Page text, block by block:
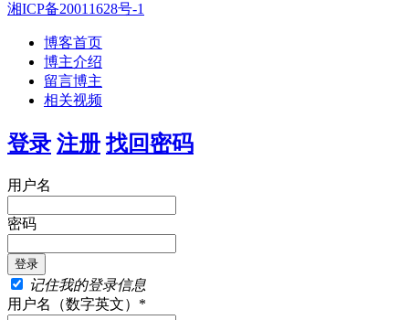
湘ICP备20011628号-1
博客首页
博主介绍
留言博主
相关视频
登录 注册 找回密码
用户名
密码
记住我的登录信息
用户名（数字英文）*